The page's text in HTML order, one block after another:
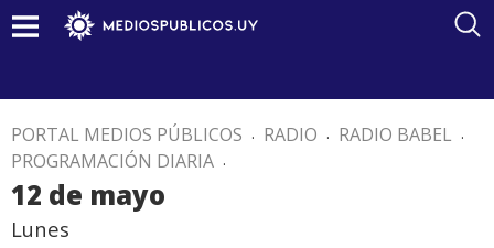
PORTAL MEDIOS PÚBLICOS . RADIO . RADIO BABEL .
PROGRAMACIÓN DIARIA .
12 de mayo
Lunes